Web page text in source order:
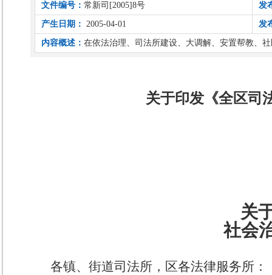
文件编号： 常新司[2005]8号 发
产生日期： 2005-04-01 发
内容概述： 在依法治理、司法所建设、大调解、安置帮教、
关于印发《全区司
关
社会
各镇、街道司法所，区各法律服务所：